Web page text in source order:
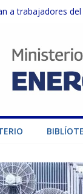
a trabajadores
Nacional coordina
trabajos de
activa
recupera el